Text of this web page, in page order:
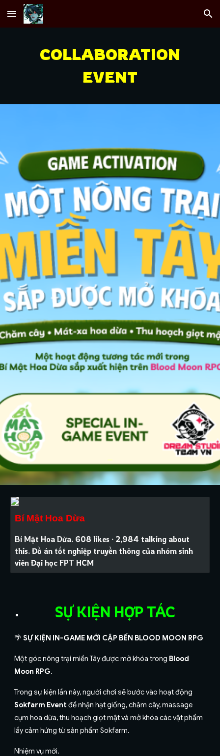
Skip to main content Skip to navigation
COLLABORATION
EVENT
Bí Mật Hoa Dừa
Bí Mật Hoa Dừa. 608 likes · 2,984 talking about
this. Đồ án tốt nghiệp truyền thông của nhóm sinh
viên Đại học FPT HCM
SỰ KIỆN HỢP TÁC
🌴SỰ KIỆN IN-GAME MỚI CẬP BẾN BLOOD MOON RPG
Một góc nông trại miền Tây được mở khóa trong Blood
Moon RPG.
Trong sự kiện lần này, người chơi sẽ bước vào hoạt động
Sokfarm Event để nhận hạt giống, chăm cây, massage
cụm hoa dừa, thu hoạch giọt mật và mở khóa các vật phẩm
lấy cảm hứng từ sản phẩm Sokfarm.
Nhiệm vụ mới.